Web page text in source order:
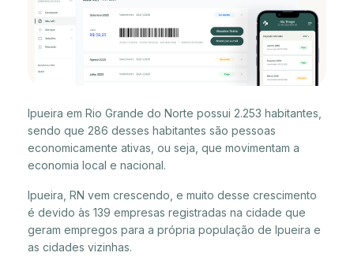
Ipueira em Rio Grande do Norte possui 2.253 habitantes,
sendo que 286 desses habitantes são pessoas
economicamente ativas, ou seja, que movimentam a
economia local e nacional.
Ipueira, RN vem crescendo, e muito desse crescimento
é devido às 139 empresas registradas na cidade que
geram empregos para a própria população de Ipueira e
as cidades vizinhas.